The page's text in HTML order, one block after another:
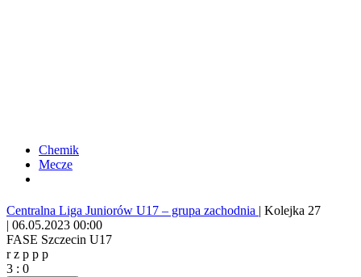
Chemik
Mecze
Centralna Liga Juniorów U17 – grupa zachodnia | Kolejka 27
| 06.05.2023 00:00
FASE Szczecin U17
rz p p p
3 : 0